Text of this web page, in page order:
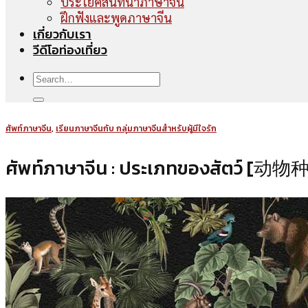
ฝึกฟังและพูดภาษาจีน
เกี่ยวกับเรา
วีดีโอท่องเที่ยว
ศัพท์ภาษาจีน, เรียนภาษาจีนกับ กลุ่มภาษาจีนสำหรับผู้มีใจรัก
ศัพท์ภาษาจีน : ประเภทของสัตว์ [动物